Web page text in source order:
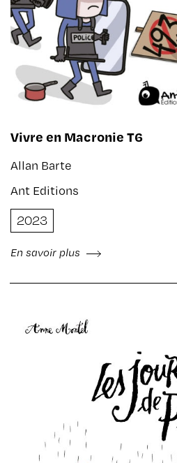
Vivre en Macronie T6
Allan Barte
Ant Editions
2023
En savoir plus